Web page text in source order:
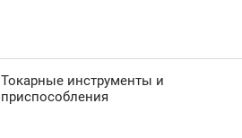
Токарные инструменты и
приспособления